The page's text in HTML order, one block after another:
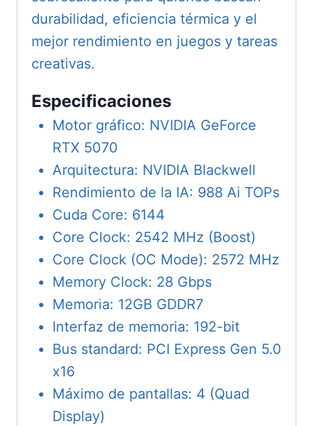
durabilidad, eficiencia térmica y el
mejor rendimiento en juegos y tareas
creativas.
Especificaciones
Motor gráfico: NVIDIA GeForce
RTX 5070
Arquitectura: NVIDIA Blackwell
Rendimiento de la IA: 988 Ai TOPs
Cuda Core: 6144
Core Clock: 2542 MHz (Boost)
Core Clock (OC Mode): 2572 MHz
Memory Clock: 28 Gbps
Memoria: 12GB GDDR7
Interfaz de memoria: 192-bit
Bus standard: PCI Express Gen 5.0
x16
Máximo de pantallas: 4 (Quad
Display)